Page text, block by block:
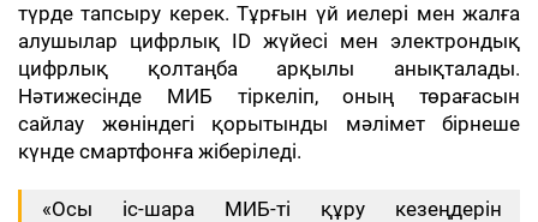
түрде тапсыру керек. Тұрғын үй иелері мен жалға
алушылар цифрлық ID жүйесі мен электрондық
цифрлық қолтаңба арқылы анықталады.
Нәтижесінде МИБ тіркеліп, оның төрағасын
сайлау жөніндегі қорытынды мәлімет бірнеше
күнде смартфонға жіберіледі.
«Осы іс-шара МИБ-ті құру кезеңдерін